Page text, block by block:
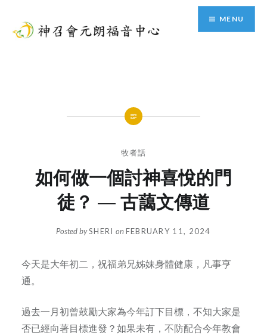
content
MENU
牧者話
如何做一個討神喜悅的門
徒？ — 古藹文傳道
Posted bySHERI on FEBRUARY 11, 2024
今天是大年初二，祝福弟兄姊妹身體健康，凡事亨
通。
過去一月初曾鼓勵大家為今年訂下目標，不知大家是
否已經向著目標進發？如果未有，不防配合今年教會